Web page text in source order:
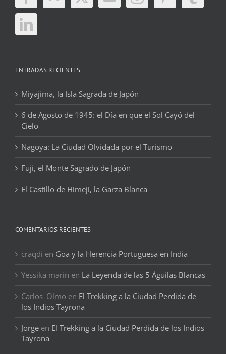
ENTRADAS RECIENTES
Miyajima, la Isla Sagrada de Japón
6 de Agosto de 1945: el Día en que el Sol Cayó del
Cielo
Nagoya: La Ciudad Olvidada por el Turismo
Fuji, el Monte Sagrado de Japón
El Castillo de Himeji, la Garza Blanca
COMENTARIOS RECIENTES
craqdi en Goa y la Herencia Portuguesa en India
Yessika marin en La Leyenda de las 5 Águilas Blancas
Carlos_Olmo en El Trekking a la Ciudad Perdida de
los Indios Tayrona
Jorge en El Trekking a la Ciudad Perdida de los Indios
Tayrona